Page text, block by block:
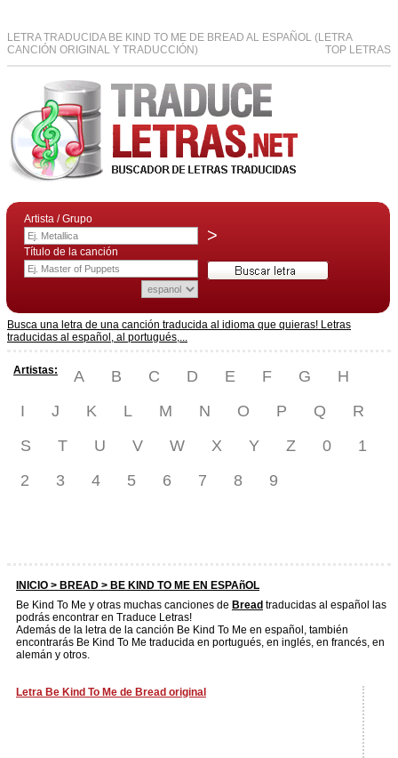
LETRA TRADUCIDA BE KIND TO ME DE BREAD AL ESPAÑOL (LETRA
CANCIÓN ORIGINAL Y TRADUCCIÓN)
TOP LETRAS
Artista / Grupo
>
Título de la canción
Busca una letra de una canción traducida al idioma que quieras! Letras
traducidas al español, al portugués,...
Artistas: A B C D E F G
H
I
J K L M N O P Q
R
S
T U V W X Y Z 0
1
2
3 4 5 6 7 8 9
INICIO > BREAD > BE KIND TO ME EN ESPAñOL
Be Kind To Me y otras muchas canciones de Bread traducidas al español las
podrás encontrar en Traduce Letras!
Además de la letra de la canción Be Kind To Me en español, también
encontrarás Be Kind To Me traducida en portugués, en inglés, en francés, en
alemán y otros.
Letra Be Kind To Me de Bread original